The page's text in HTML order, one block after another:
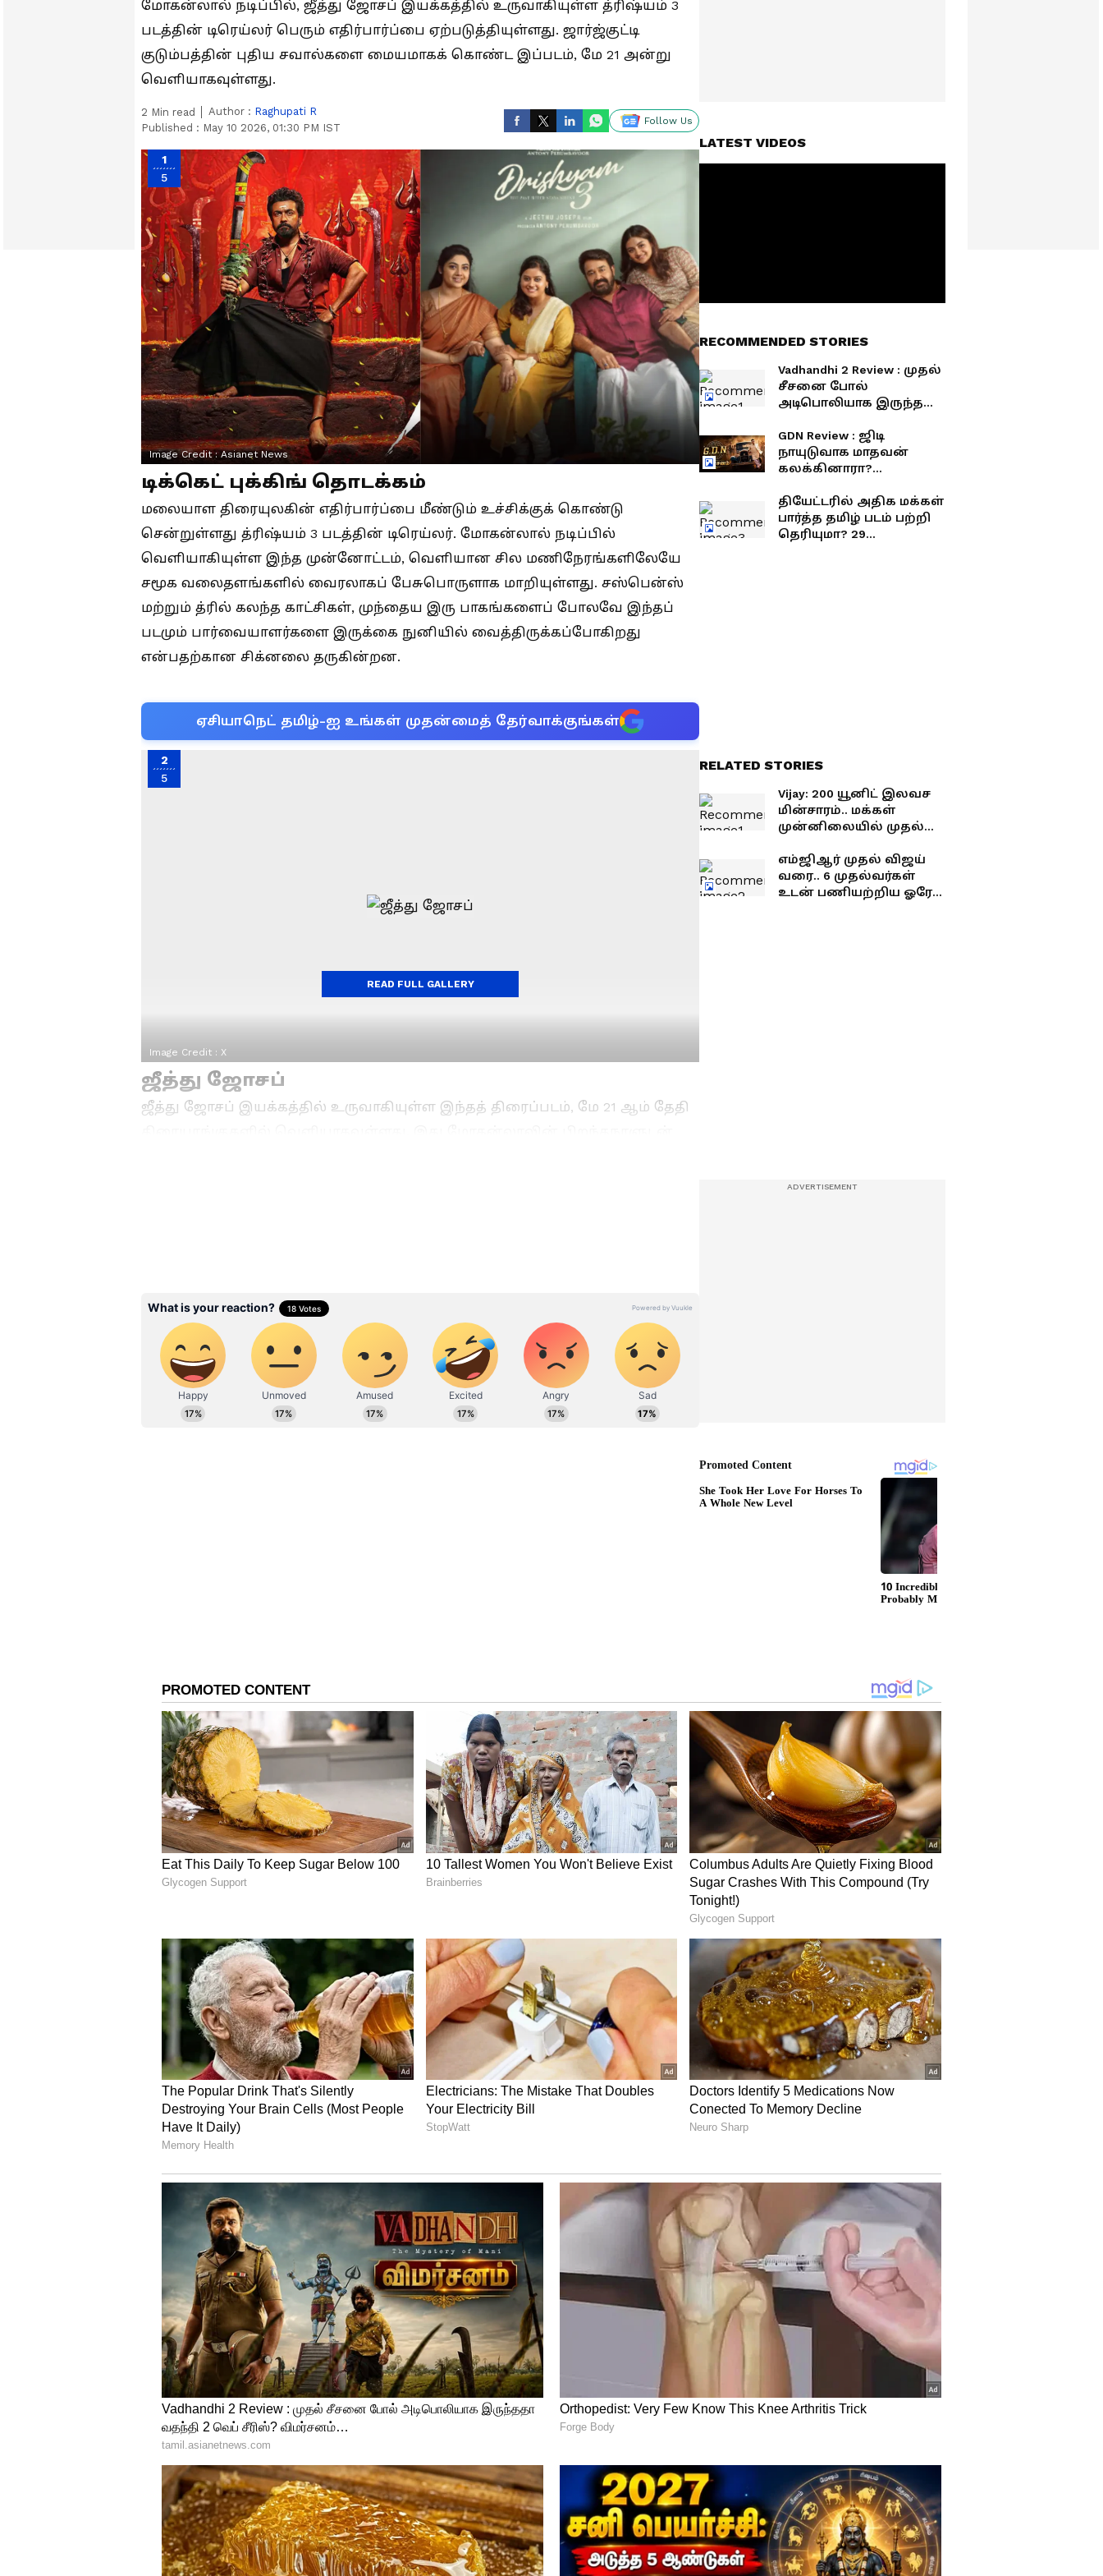
மோகன்லால் நடிப்பில், ஜீத்து ஜோசப் இயக்கத்தில் உருவாகியுள்ள த்ரிஷ்யம் 3
படத்தின் டிரெய்லர் பெரும் எதிர்பார்ப்பை ஏற்படுத்தியுள்ளது. ஜார்ஜ்குட்டி
குடும்பத்தின் புதிய சவால்களை மையமாகக் கொண்ட இப்படம், மே 21 அன்று
வெளியாகவுள்ளது.
2 Min read Author : Raghupati R
Published : May 10 2026, 01:30 PM IST
Follow Us
1
5
Image Credit :Asianet News
டிக்கெட் புக்கிங் தொடக்கம்
மலையாள திரையுலகின் எதிர்பார்ப்பை மீண்டும் உச்சிக்குக் கொண்டு
சென்றுள்ளது த்ரிஷ்யம் 3 படத்தின் டிரெய்லர். மோகன்லால் நடிப்பில்
வெளியாகியுள்ள இந்த முன்னோட்டம், வெளியான சில மணிநேரங்களிலேயே
சமூக வலைதளங்களில் வைரலாகப் பேசுபொருளாக மாறியுள்ளது. சஸ்பென்ஸ்
மற்றும் த்ரில் கலந்த காட்சிகள், முந்தைய இரு பாகங்களைப் போலவே இந்தப்
படமும் பார்வையாளர்களை இருக்கை நுனியில் வைத்திருக்கப்போகிறது
என்பதற்கான சிக்னலை தருகின்றன.
ஏசியாநெட் தமிழ்-ஐ உங்கள் முதன்மைத் தேர்வாக்குங்கள்
2
5
Image Credit : X
ஜீத்து ஜோசப்
ஜீத்து ஜோசப் இயக்கத்தில் உருவாகியுள்ள இந்தத் திரைப்படம், மே 21 ஆம் தேதி
Vijay: 200 யூனிட் இலவச
மின்சாரம்.. மக்கள்
முன்னிலையில் முதல்
கையெழுத்து..! வரலாற்றை
மாற்றிய CM விஜய்
எம்ஜிஆர் முதல் விஜய்
வரை.. 6 முதல்வர்கள் உடன்
பணியற்றிய ஓரே
பாடலாசிரியர்.. யார்
தெரியுமா?
Image Credit : X
த்ரிஷ்யம் 3
த்ரிஷ்யம் தொடரின் வெற்றியே இந்த மூன்றாம் பாகத்திற்கான பெரும்
மையக்கருவாக இருக்கிறது. இம்முறை, கதையில் உணர்ச்சி பரிமாணமும்
அதிகரித்திருப்பதைக் காட்டும் விதமாக டிரெய்லர் சில நுணுக்கமான
சைகைகளை வழங்குகிறது. அதேசமயம், கதாபாத்திரங்களின் உளவியல்
அழுத்தமும் அதிகரிக்கும் போக்கு தென்படுகிறது.
4
5
Image Credit :Instagram
த்ரிஷ்யம் 3 அப்டேட்
இந்தப் படத்திற்கு U/A 13+ சான்றிதழ் வழங்கப்பட்டுள்ளது. ஆரம்ப ஏப்ரல்
மாதத்தில் உலகளாவிய வெளியீடு திட்டமிடப்பட்டிருந்தாலும், மேற்காசியப்
பகுதியில் நிலவும் அரசியல் பதற்றம் காரணமாக வெளியீட்டு தேதி
மாற்றப்பட்டுள்ளது. நடிகை மீனா உட்பட அன்சிபா ஹசன், எஸ்தர் அனில், ஆஷா
சரத், சித்திக் உள்ளிட்ட பலர் முக்கிய கதாபாத்திரங்களில் நடித்துள்ளனர்.
READ FULL GALLERY
LATEST VIDEOS
RECOMMENDED STORIES
Vadhandhi 2 Review : முதல்
சீசனை போல்
அடிபொலியாக இருந்ததா
விமர்சனம் இதோ
GDN Review : ஜிடி
நாயுடுவாக மாதவன்
கலக்கினாரா?
விமர்சனம் இதோ
தியேட்டரில் அதிக மக்கள்
பார்த்த தமிழ் படம் பற்றி
தெரியுமா? 29
RELATED STORIES
Vijay: 200 யூனிட் இலவச
மின்சாரம்.. மக்கள்
முன்னிலையில் முதல்
வரலாற்றை மாற்றிய CM
விஜய்
எம்ஜிஆர் முதல் விஜய்
வரை.. 6 முதல்வர்கள்
உடன் பணியற்றிய ஓரே